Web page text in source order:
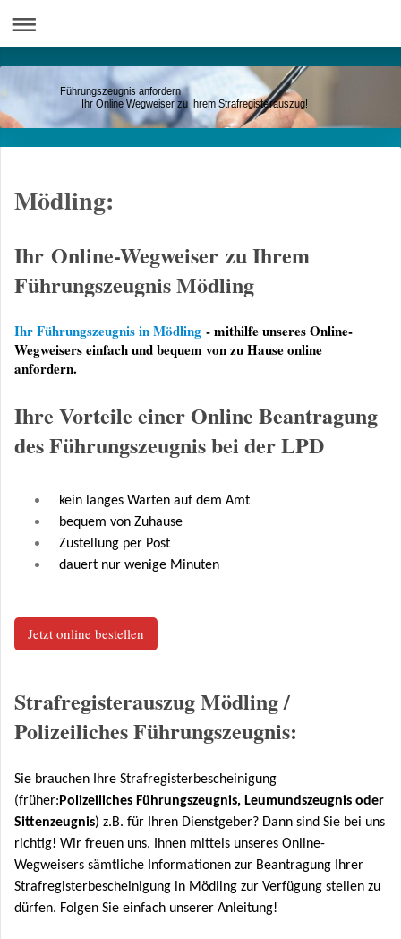
Führungszeugnis anfordern
Ihr Online Wegweiser zu Ihrem Strafregisterauszug!
Mödling:
Ihr Online-Wegweiser zu Ihrem
Führungszeugnis Mödling
Ihr Führungszeugnis in Mödling - mithilfe unseres Online-
Wegweisers einfach und bequem von zu Hause online
anfordern.
Ihre Vorteile einer Online Beantragung
des Führungszeugnis bei der LPD
kein langes Warten auf dem Amt
bequem von Zuhause
Zustellung per Post
dauert nur wenige Minuten
Jetzt online bestellen
Strafregisterauszug Mödling /
Polizeiliches Führungszeugnis:
Sie brauchen Ihre Strafregisterbescheinigung
(früher: Polizeiliches Führungszeugnis, Leumundszeugnis oder
Sittenzeugnis) z.B. für Ihren Dienstgeber? Dann sind Sie bei uns
richtig! Wir freuen uns, Ihnen mittels unseres Online-
Wegweisers sämtliche Informationen zur Beantragung Ihrer
Strafregisterbescheinigung in Mödling zur Verfügung stellen zu
dürfen. Folgen Sie einfach unserer Anleitung!